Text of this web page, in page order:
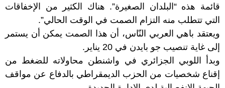
قائمة هذه “البلدان الصغيرة”. هناك الكثير من الإخفاقات
التي تتطلب منه التزام الصمت في الوقت الحالي”.
ويعتقد باهي العربي النّاس، أن هذا الصمت يمكن أن يستمر
إلى غاية تنصيب جو بايدن في 20 يناير.
وبدأ اللوبي الجزائري في واشنطن محاولاته للضغط من
إقناع شخصيات من الحزب الديمقراطي بالدفاع عن مواقف